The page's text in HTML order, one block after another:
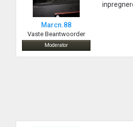
Marcn.88
Vaste Beantwoorder
Moderator